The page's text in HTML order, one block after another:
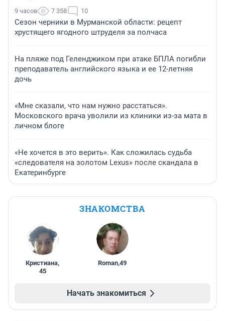
9 часов 7 358 10
Сезон черники в Мурманской области: рецепт
хрустящего ягодного штруделя за полчаса
На пляже под Геленджиком при атаке БПЛА погибли
преподаватель английского языка и ее 12-летняя
дочь
«Мне сказали, что нам нужно расстаться».
Московского врача уволили из клиники из-за мата в
личном блоге
«Не хочется в это верить». Как сложилась судьба
«следователя на золотом Lexus» после скандала в
Екатеринбурге
ЗНАКОМСТВА
Кристиана,
45
Roman,49
Начать знакомиться